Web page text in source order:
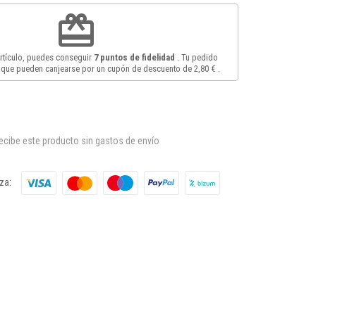
redeem
puedes conseguir 7puntos de fidelidad . Tu pedido
que pueden canjearse por un cupón de descuento de 2,80 €
este producto sin gastos de envío